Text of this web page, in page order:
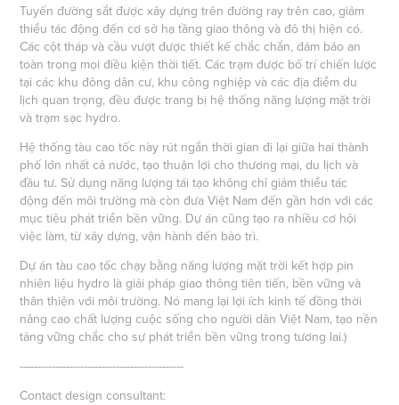
Tuyến đường sắt được xây dựng trên đường ray trên cao, giảm
thiểu tác động đến cơ sở hạ tầng giao thông và đô thị hiện có.
Các cột tháp và cầu vượt được thiết kế chắc chắn, đảm bảo an
toàn trong mọi điều kiện thời tiết. Các trạm được bố trí chiến lược
tại các khu đông dân cư, khu công nghiệp và các địa điểm du
lịch quan trọng, đều được trang bị hệ thống năng lượng mặt trời
và trạm sạc hydro.
Hệ thống tàu cao tốc này rút ngắn thời gian đi lại giữa hai thành
phố lớn nhất cả nước, tạo thuận lợi cho thương mại, du lịch và
đầu tư. Sử dụng năng lượng tái tạo không chỉ giảm thiểu tác
động đến môi trường mà còn đưa Việt Nam đến gần hơn với các
mục tiêu phát triển bền vững. Dự án cũng tạo ra nhiều cơ hội
việc làm, từ xây dựng, vận hành đến bảo trì.
Dự án tàu cao tốc chạy bằng năng lượng mặt trời kết hợp pin
nhiên liệu hydro là giải pháp giao thông tiên tiến, bền vững và
thân thiện với môi trường. Nó mang lại lợi ích kinh tế đồng thời
nâng cao chất lượng cuộc sống cho người dân Việt Nam, tạo nền
tảng vững chắc cho sự phát triển bền vững trong tương lai.)
----------------------------------------------
Contact design consultant: